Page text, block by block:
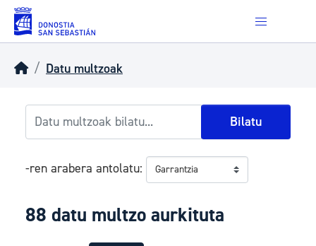
Skip to main content
Datu multzoak
Bilatu
-ren arabera antolatu
88 datu multzo aurkituta